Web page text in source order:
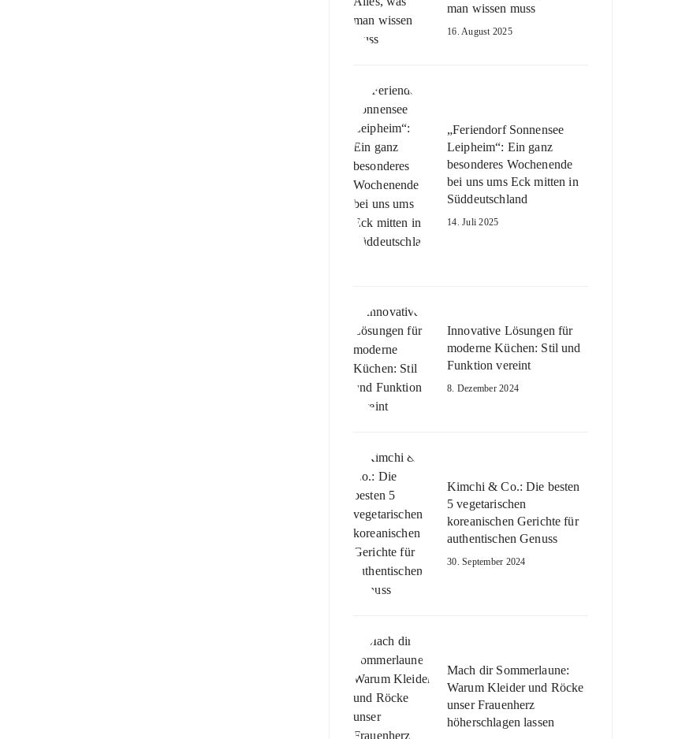
man wissen muss
16. August 2025
„Feriendorf Sonnensee
Leipheim“: Ein ganz
besonderes Wochenende
bei uns ums Eck mitten in
Süddeutschland
14. Juli 2025
Innovative Lösungen für
moderne Küchen: Stil und
Funktion vereint
8. Dezember 2024
Kimchi & Co.: Die besten
5 vegetarischen
koreanischen Gerichte für
authentischen Genuss
30. September 2024
Mach dir Sommerlaune:
Warum Kleider und Röcke
unser Frauenherz
höherschlagen lassen